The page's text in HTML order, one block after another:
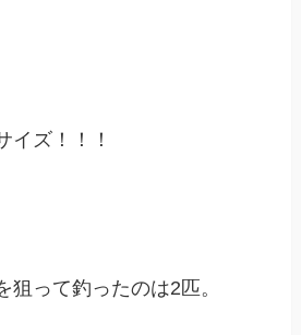
イズ！！！
狙って釣ったのは2匹。